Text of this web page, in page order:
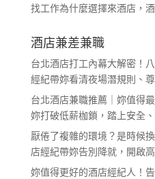
找工作為什麼選擇來酒店，
酒店兼差兼職
台北酒店打工內幕大解密！
經紀帶妳看清夜場潛規則、
台北酒店兼職推薦｜妳值得
妳打破低薪枷鎖，踏上安全
厭倦了複雜的環境？是時候
店經紀帶妳告別降就，開啟
妳值得更好的酒店經紀人！